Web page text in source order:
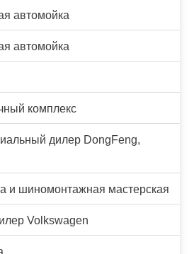
автомойка
автомойка
комплекс
дилер DongFeng,
и шиномонтажная мастерская
Volkswagen